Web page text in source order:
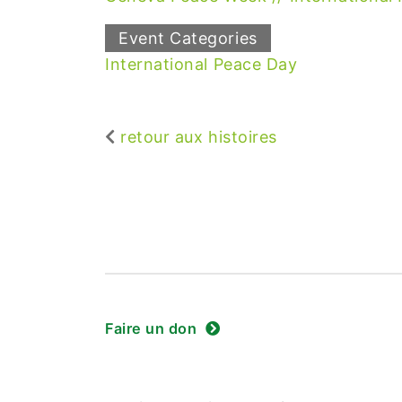
Event Categories
International Peace Day
retour aux histoires
Faire un don